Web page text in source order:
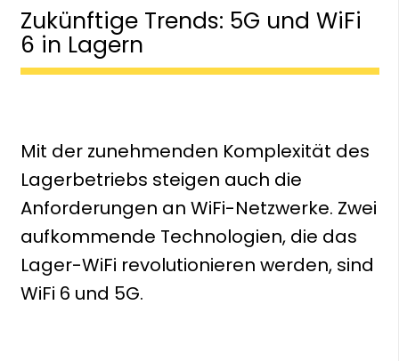
Zukünftige Trends: 5G und WiFi
6 in Lagern
Mit der zunehmenden Komplexität des
Lagerbetriebs steigen auch die
Anforderungen an WiFi-Netzwerke. Zwei
aufkommende Technologien, die das
Lager-WiFi revolutionieren werden, sind
WiFi 6 und 5G.